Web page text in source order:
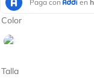
Talla
Color